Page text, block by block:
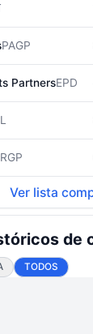
PAGP
PartnersEPD
Ver lista
de
TODOS